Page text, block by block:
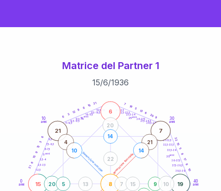
Matrice del Partner 1
15/6/1936
generazione maschile generazione femminile
0
anni
10
anni
30
anni
40
anni
1-2,5
2,5-3,5
3,5-4
6-7,5
7,5-8,5
8,5-9
11-12,5
12,5-13,5
13,5-14
16-17,5
17,5-18,5
18,5-19
21-22,5
22,5-23,5
23,5-24
26-27,5
27,5-28,5
28,5-29
31-32,5
32,5-33,5
33,5-34
36-37,5
37,5-38,5
38,5-39
21
6
15
9
12
3
6
6
3
12
9
6
15
21 7
19 5
13
6
20
9
22
15
5
8
17
9
10
15
6
19
8
21 7
9
20
20
10
5
14
7 15
13
22
4
10
21
14
5anni
15 anni 25anni
35anni